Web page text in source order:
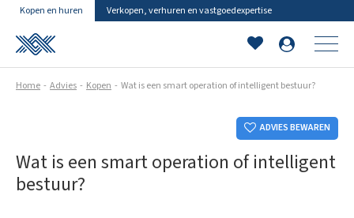
Kopen en huren Verkopen, verhuren en vastgoedexpertise
Home Advies Kopen Wat is een smart operation of intelligent bestuur?
Wat is een smart operation of intelligent
bestuur?
ADVIES BEWAREN